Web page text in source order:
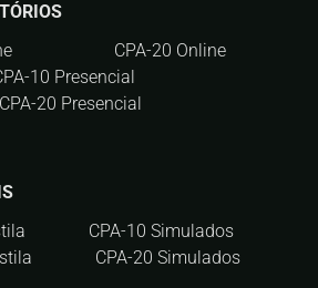
CPA-20 Online
10 Presencial
CPA-20 Presencial
CPA-10 Simulados
CPA-20 Simulados